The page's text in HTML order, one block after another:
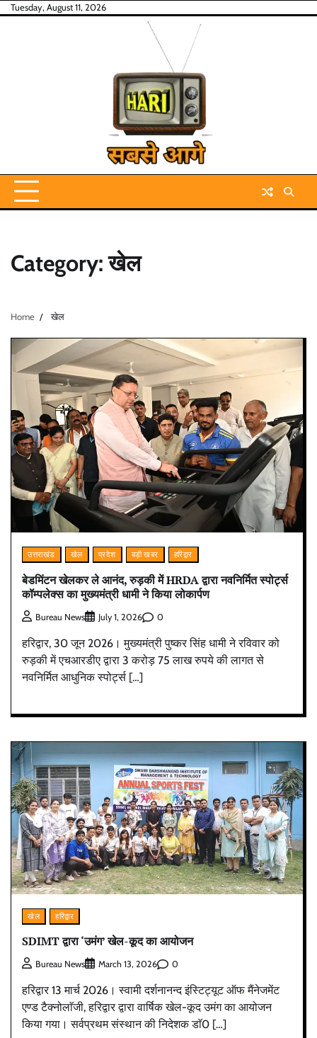
SkipTuesday, August 11, 2026
Category:खेल
Home खेल
उत्तराखंड खेल प्रदेश बड़ी खबर हरिद्वार
बेडमिंटन खेलकर ले आनंद, रुड़की में HRDA द्वारा नवनिर्मित स्पोर्ट्स
कॉम्पलेक्स का मुख्यमंत्री धामी ने किया लोकार्पण
Bureau News July 1, 2026 0
हरिद्वार, 30 जून 2026। मुख्यमंत्री पुष्कर सिंह धामी ने रविवार को
रुड़की में एचआरडीए द्वारा 3 करोड़ 75 लाख रुपये की लागत से
नवनिर्मित आधुनिक स्पोर्ट्स […]
खेल हरिद्वार
SDIMT द्वारा ‘उमंग’ खेल-कूद का आयोजन
Bureau News March 13, 2026 0
हरिद्वार 13 मार्च 2026। स्वामी दर्शनानन्द इंस्टिट्यूट ऑफ मैंनेजमेंट
एण्ड टैक्नोलाॅजी, हरिद्वार द्वारा वार्षिक खेल-कूद उमंग का आयोजन
किया गया। सर्वप्रथम संस्थान की निदेशक डाॅ0 […]